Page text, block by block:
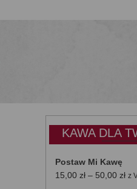
KAWA DLA
Postaw Mi Kawę
15,00 zł – 50,00 zł z